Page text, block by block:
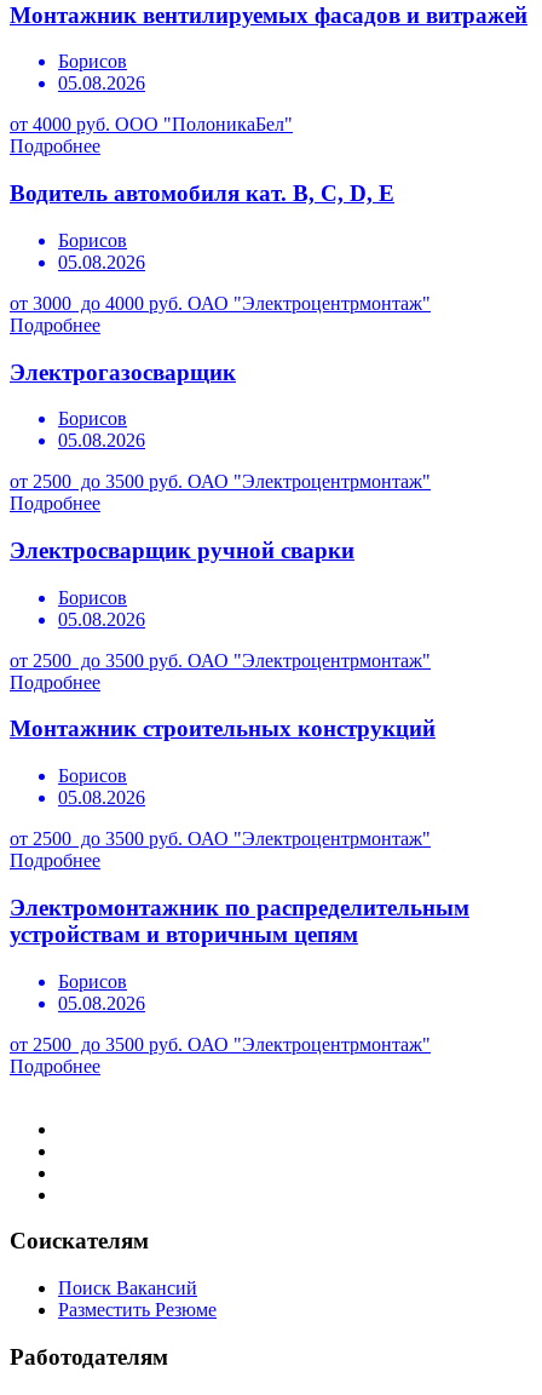
Монтажник вентилируемых фасадов и витражей
Борисов
05.08.2026
от 4000 руб. ООО "ПолоникаБел"
Подробнее
Водитель автомобиля кат. В, С, D, Е
Борисов
05.08.2026
от 3000 до 4000 руб. ОАО "Электроцентрмонтаж"
Подробнее
Электрогазосварщик
Борисов
05.08.2026
от 2500 до 3500 руб. ОАО "Электроцентрмонтаж"
Подробнее
Электросварщик ручной сварки
Борисов
05.08.2026
от 2500 до 3500 руб. ОАО "Электроцентрмонтаж"
Подробнее
Монтажник строительных конструкций
Борисов
05.08.2026
от 2500 до 3500 руб. ОАО "Электроцентрмонтаж"
Подробнее
Электромонтажник по распределительным
устройствам и вторичным цепям
Борисов
05.08.2026
от 2500 до 3500 руб. ОАО "Электроцентрмонтаж"
Подробнее
Соискателям
Поиск Вакансий
Разместить Резюме
Работодателям